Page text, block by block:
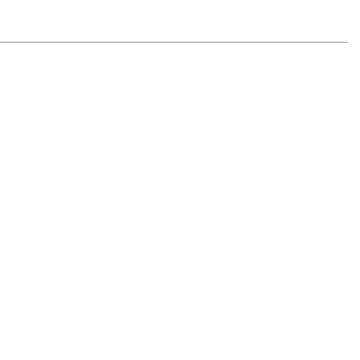
Vipps, Klarna och Google Pay.
debiteras kortet/fakturan.